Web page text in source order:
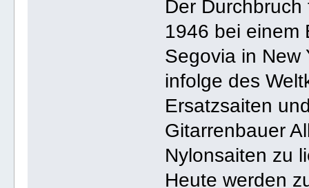
Der
1946 bei einem
Segovia in New
infolge des
Ersatzsaiten
Gitarrenbauer
Nylonsaiten zu
Heute werden